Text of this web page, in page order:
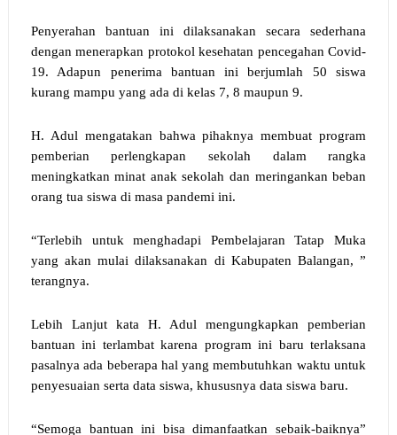
Penyerahan bantuan ini dilaksanakan secara sederhana
dengan menerapkan protokol kesehatan pencegahan Covid-
19. Adapun penerima bantuan ini berjumlah 50siswa
kurang mampu yang ada di kelas 7, 8 maupun 9.
H. Adul mengatakan bahwa pihaknya membuat program
pemberian perlengkapan sekolah dalam rangka
meningkatkan minat anak sekolah dan meringankan beban
orang tua siswa di masa pandemi ini.
“Terlebih untuk menghadapi Pembelajaran Tatap Muka
yang akan mulai dilaksanakan di Kabupaten Balangan, ”
terangnya.
Lebih Lanjut kata H. Adul mengungkapkanpemberian
bantuan ini terlambat karena program ini baru terlaksana
pasalnya ada beberapa hal yang membutuhkan waktu untuk
penyesuaian serta data siswa, khususnya data siswa baru.
“Semoga bantuan ini bisa dimanfaatkan sebaik-baiknya”